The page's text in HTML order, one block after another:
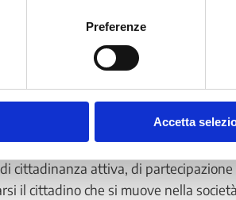
Preferenze
Accetta
fornire
della conoscenza deve svilupparsi
per accedere a percorsi di
attiva alla vita sociale,
cittadinanza attiva, di
il cittadino che si muove nella